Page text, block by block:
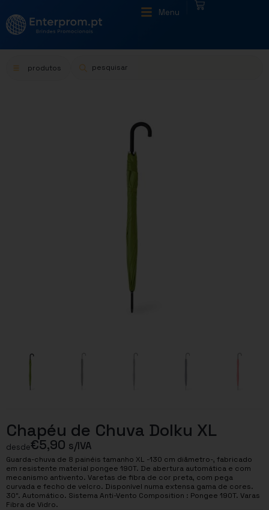
Menu
produtos
Chapéu de Chuva Dolku XL
desde€5,90 s/IVA
Guarda-chuva de 8 painéis tamanho XL -130 cm diâmetro-, fabricado
em resistente material pongee 190T. De abertura automática e com
mecanismo antivento. Varetas de fibra de cor preta, com pega
curvada e fecho de velcro. Disponível numa extensa gama de cores.
30″. Automático. Sistema Anti-Vento Composition : Pongee 190T. Varas
Fibra de Vidro.